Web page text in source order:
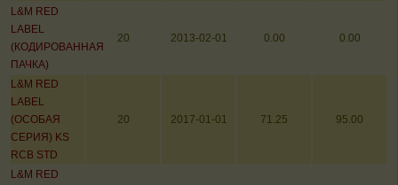
L&M RED
LABEL
(КОДИРОВАННАЯ
ПАЧКА)
20 2013-02-01 0.00 0.00
L&M RED
LABEL
(ОСОБАЯ
СЕРИЯ) KS
RCB STD
20 2017-01-01 71.25 95.00
L&M RED